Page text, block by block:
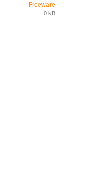
Freeware
0 kB